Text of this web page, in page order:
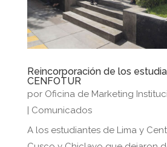
Reincorporación de los
CENFOTUR
por Oficina de Marketing
Comunicados
A los estudiantes de Lima y